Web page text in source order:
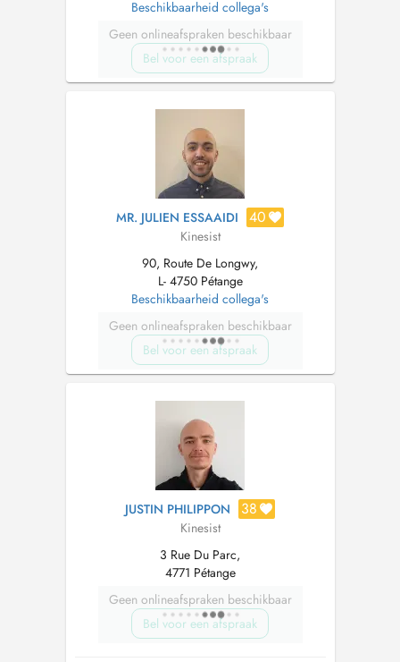
Beschikbaarheid collega's
Geen onlineafspraken beschikbaar
Bel voor een afspraak
MR. JULIEN ESSAAIDI 40
Kinesist
90, Route De Longwy,
L- 4750 Pétange
Beschikbaarheid collega's
Geen onlineafspraken beschikbaar
Bel voor een afspraak
JUSTIN PHILIPPON 38
Kinesist
3 Rue Du Parc,
4771 Pétange
Geen onlineafspraken beschikbaar
Bel voor een afspraak